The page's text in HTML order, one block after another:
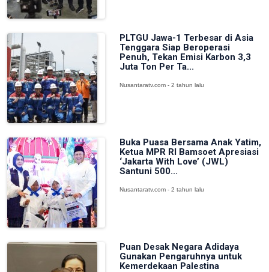
PLTGU Jawa-1 Terbesar di Asia
Tenggara Siap Beroperasi
Penuh, Tekan Emisi Karbon 3,3
Juta Ton Per Ta...
Nusantaratv.com - 2 tahun lalu
Buka Puasa Bersama Anak Yatim,
Ketua MPR RI Bamsoet Apresiasi
‘Jakarta With Love’ (JWL)
Santuni 500...
Nusantaratv.com - 2 tahun lalu
Puan Desak Negara Adidaya
Gunakan Pengaruhnya untuk
Kemerdekaan Palestina